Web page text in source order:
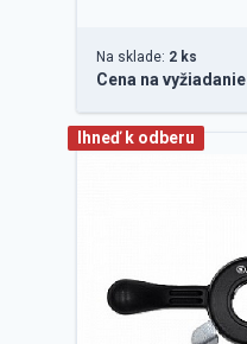
Na sklade: 2 ks
Cena na vyžiadanie
Ihneď k odberu